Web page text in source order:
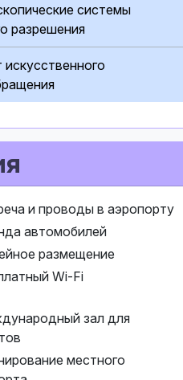
системы
разрешения
искусственного
и проводы в аэропорту
автомобилей
размещение
Wi-Fi
зал для
местного